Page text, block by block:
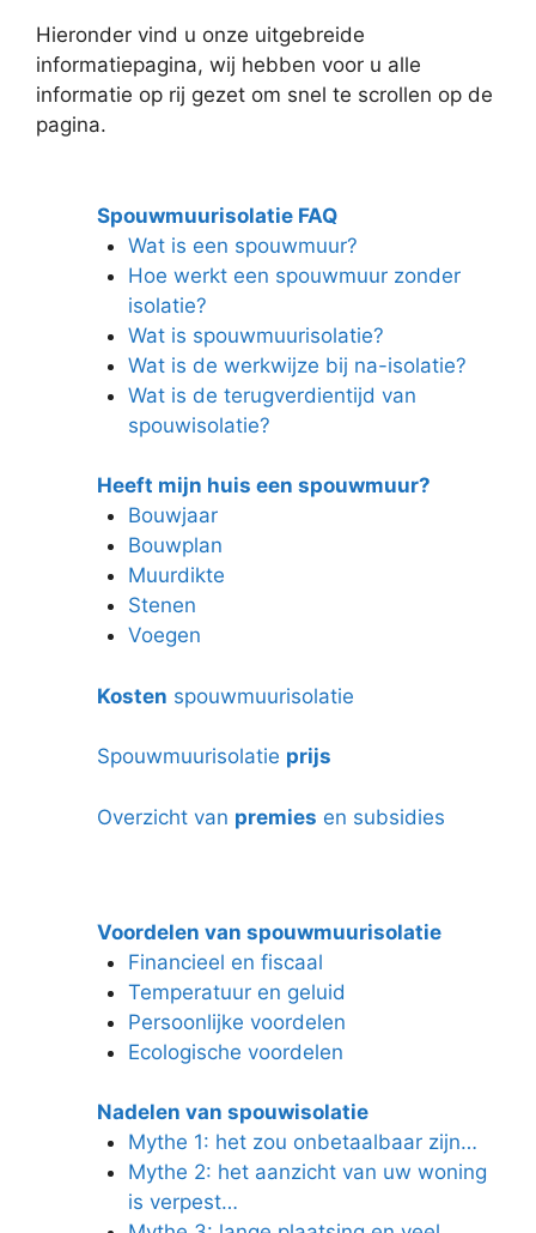
Hieronder vind u onze uitgebreide
informatiepagina, wij hebben voor u alle
informatie op rij gezet om snel te scrollen op de
pagina.
Spouwmuurisolatie FAQ
Wat is een spouwmuur?
Hoe werkt een spouwmuur zonder
isolatie?
Wat is spouwmuurisolatie?
Wat is de werkwijze bij na-isolatie?
Wat is de terugverdientijd van
spouwisolatie?
Heeft mijn huis een spouwmuur?
Bouwjaar
Bouwplan
Muurdikte
Stenen
Voegen
Kosten spouwmuurisolatie
Spouwmuurisolatie prijs
Overzicht van premies en subsidies
Voordelen van spouwmuurisolatie
Financieel en fiscaal
Temperatuur en geluid
Persoonlijke voordelen
Ecologische voordelen
Nadelen van spouwisolatie
Mythe 1: het zou onbetaalbaar zijn…
Mythe 2: het aanzicht van uw woning
is verpest…